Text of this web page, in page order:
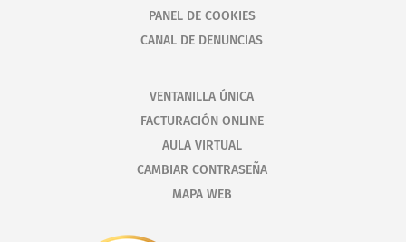
PANEL DE COOKIES
CANAL DE DENUNCIAS
VENTANILLA ÚNICA
FACTURACIÓN ONLINE
AULA VIRTUAL
CAMBIAR CONTRASEÑA
MAPA WEB